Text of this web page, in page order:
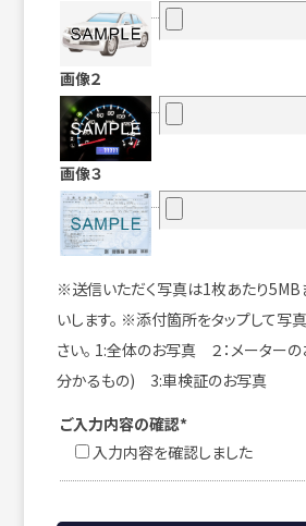
画像２
画像３
※送信いただく写真は1枚あたり5MB
いします。 ※添付箇所をタップして写
さい。 1:全体のお写真 ２：メーター
分かるもの) 3:車検証のお写真
ご入力内容の確認*
入力内容を確認しました